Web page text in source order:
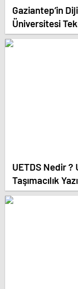
Gaziantep’in Dijital
Üniversitesi
UETDS Nedir ?
Taşımacılık